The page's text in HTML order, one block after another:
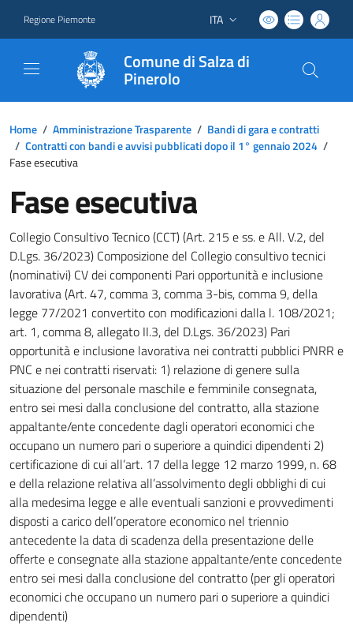
Regione Piemonte Lingua attiva:
ITA
Comune di Salza di
Pinerolo
Home / Amministrazione Trasparente / Bandi di gara e contratti
/ Contratti con bandi e avvisi pubblicati dopo il 1° gennaio 2024 /
Fase esecutiva
Fase esecutiva
Collegio Consultivo Tecnico (CCT) (Art. 215 e ss. e All. V.2, del
D.Lgs. 36/2023) Composizione del Collegio consultivo tecnici
(nominativi) CV dei componenti Pari opportunità e inclusione
lavorativa (Art. 47, comma 3, comma 3-bis, comma 9, della
legge 77/2021 convertito con modificazioni dalla l. 108/2021;
art. 1, comma 8, allegato II.3, del D.Lgs. 36/2023) Pari
opportunità e inclusione lavorativa nei contratti pubblici PNRR e
PNC e nei contratti riservati: 1) relazione di genere sulla
situazione del personale maschile e femminile consegnata,
entro sei mesi dalla conclusione del contratto, alla stazione
appaltante/ente concedente dagli operatori economici che
occupano un numero pari o superiore a quindici dipendenti 2)
certificazione di cui all’art. 17 della legge 12 marzo 1999, n. 68
e della relazione relativa all’assolvimento degli obblighi di cui
alla medesima legge e alle eventuali sanzioni e provvedimenti
disposti a carico dell’operatore economico nel triennio
antecedente la data di scadenza della presentazione delle
offerte e consegnate alla stazione appaltante/ente concedente
entro sei mesi dalla conclusione del contratto (per gli operatori
economici che occupano un numero pari o superiore a quindici
dipendenti)